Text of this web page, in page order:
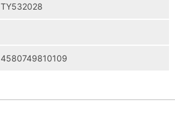
TY532028
4580749810109